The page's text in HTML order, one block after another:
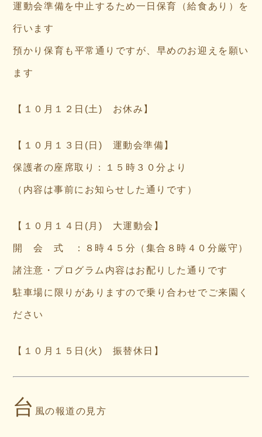
運動会準備を中止するため一日保育（給食あり）を
行います
預かり保育も平常通りですが、早めのお迎えを願い
ます
【１０月１２日(土) お休み】
【１０月１３日(日) 運動会準備】
保護者の座席取り：１５時３０分より
（内容は事前にお知らせした通りです）
【１０月１４日(月) 大運動会】
開 会 式 ：８時４５分（集合８時４０分厳守）
諸注意・プログラム内容はお配りした通りです
駐車場に限りがありますので乗り合わせでご来園く
ださい
【１０月１５日(火) 振替休日】
台 風の報道の見方